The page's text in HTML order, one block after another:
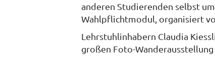
anderen Studierenden selbst
Wahlpflichtmodul, organisiert
Lehrstuhlinhabern Claudia
großen Foto-